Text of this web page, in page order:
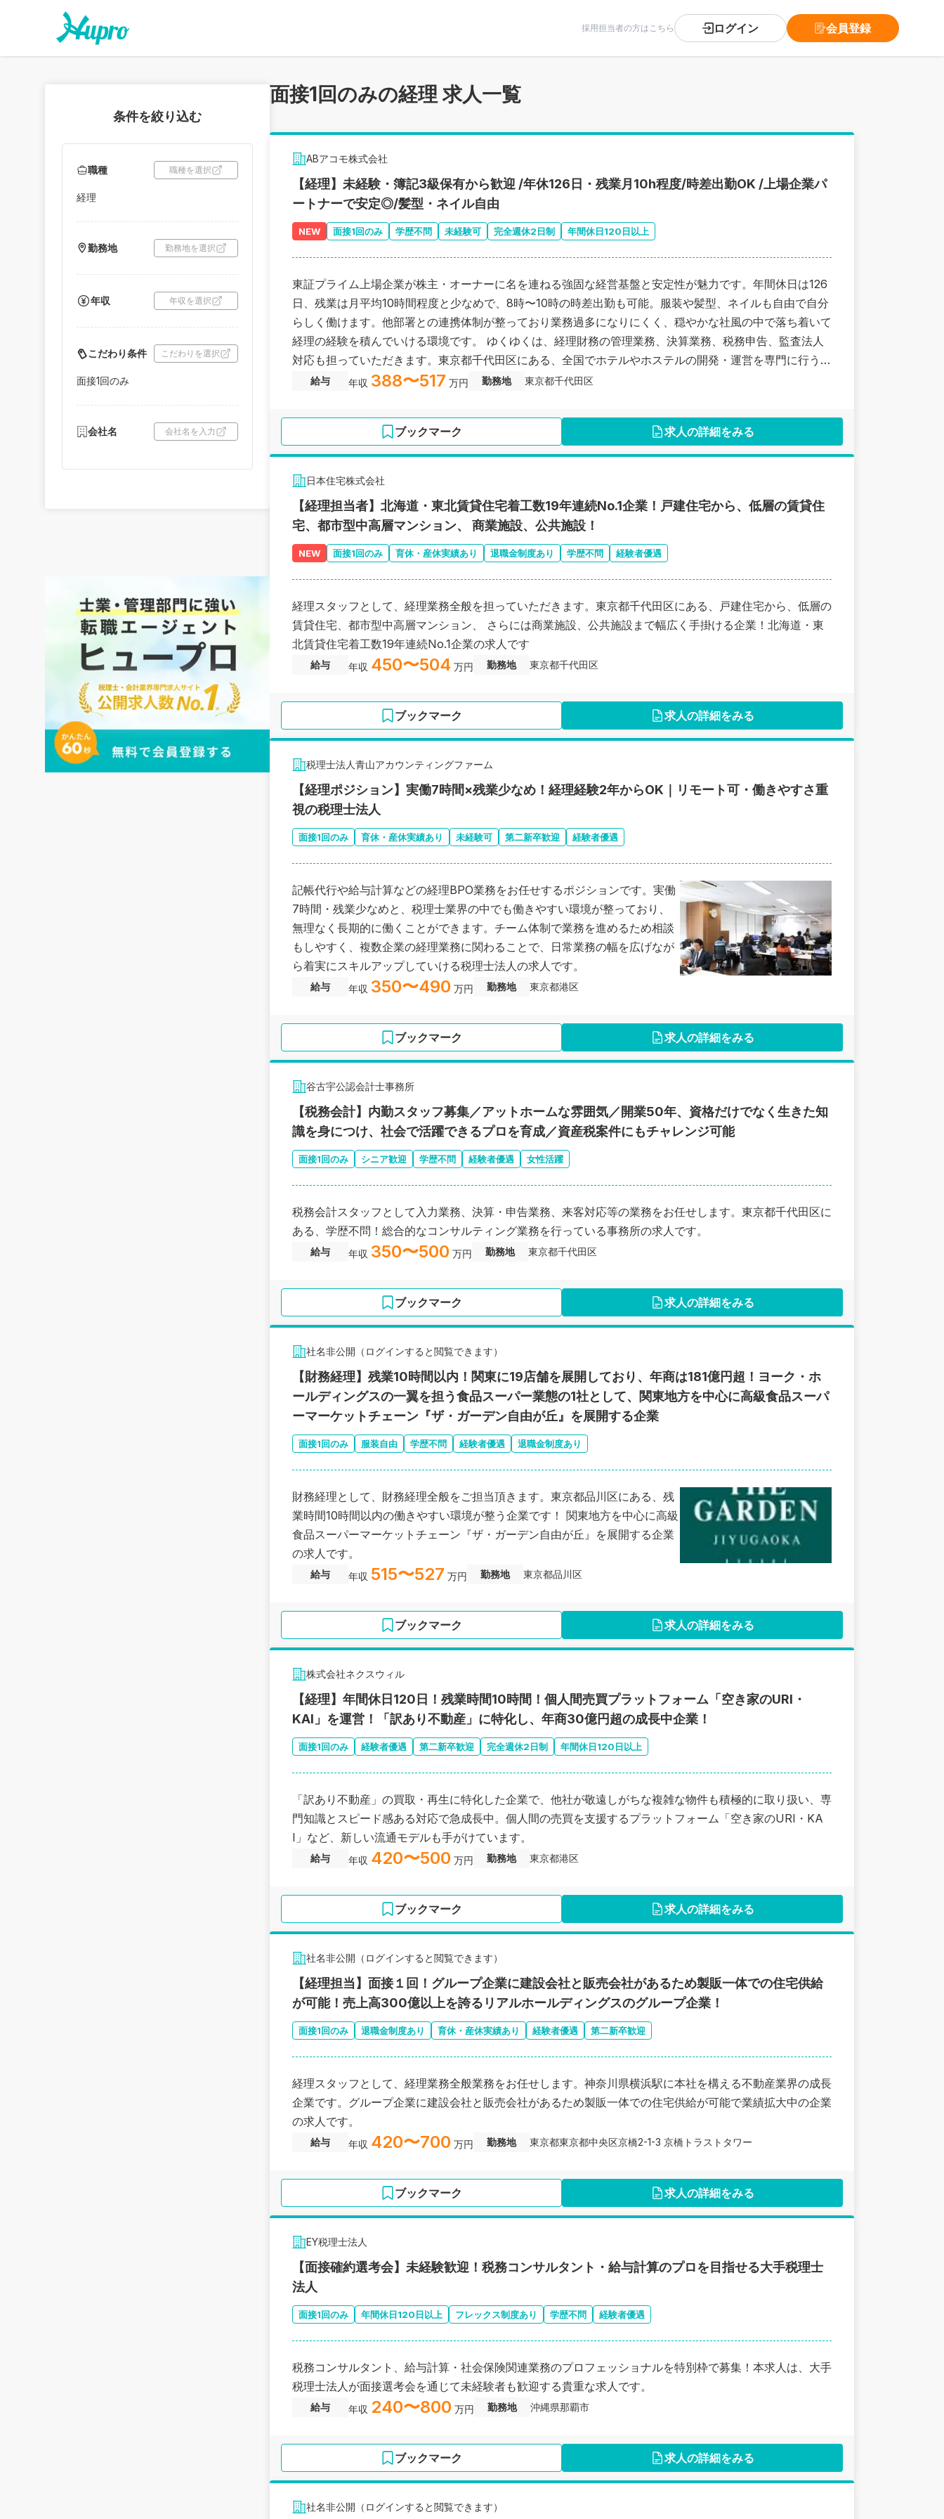
採用担当者の方はこちら ログイン 会員登録
条件を絞り込む
職種 職種を選択
経理
勤務地 勤務地を選択
年収 年収を選択
こだわり条件 こだわりを選択
面接1回のみ
会社名 会社名を入力
面接1回のみの経理 求人一覧
ABアコモ株式会社
【経理】未経験・簿記3級保有から歓迎 /年休126日・残業月10h程度/時差出勤OK /上場企業パ
ートナーで安定◎/髪型・ネイル自由
NEW 面接1回のみ 学歴不問 未経験可 完全週休2日制 年間休日120日以上
東証プライム上場企業が株主・オーナーに名を連ねる強固な経営基盤と安定性が魅力です。年間休日は126
日、残業は月平均10時間程度と少なめで、8時〜10時の時差出勤も可能。服装や髪型、ネイルも自由で自分
らしく働けます。他部署との連携体制が整っており業務過多になりにくく、穏やかな社風の中で落ち着いて
経理の経験を積んでいける環境です。 ゆくゆくは、経理財務の管理業務、決算業務、税務申告、監査法人
対応も担っていただきます。東京都千代田区にある、全国でホテルやホステルの開発・運営を専門に行う宿
泊事業会社の求人です。
給与 年収 388〜517 万円 勤務地 東京都千代田区
ブックマーク 求人の詳細をみる
日本住宅株式会社
【経理担当者】北海道・東北賃貸住宅着工数19年連続No.1企業！戸建住宅から、低層の賃貸住
宅、都市型中高層マンション、 商業施設、公共施設！
NEW 面接1回のみ 育休・産休実績あり 退職金制度あり 学歴不問 経験者優遇
経理スタッフとして、経理業務全般を担っていただきます。東京都千代田区にある、戸建住宅から、低層の
賃貸住宅、都市型中高層マンション、 さらには商業施設、公共施設まで幅広く手掛ける企業！北海道・東
北賃貸住宅着工数19年連続No.1企業の求人です
給与 年収 450〜504 万円 勤務地 東京都千代田区
ブックマーク 求人の詳細をみる
税理士法人青山アカウンティングファーム
【経理ポジション】実働7時間×残業少なめ！経理経験2年からOK｜リモート可・働きやすさ重
視の税理士法人
面接1回のみ 育休・産休実績あり 未経験可 第二新卒歓迎 経験者優遇
記帳代行や給与計算などの経理BPO業務をお任せするポジションです。実働
7時間・残業少なめと、税理士業界の中でも働きやすい環境が整っており、
無理なく長期的に働くことができます。チーム体制で業務を進めるため相談
もしやすく、複数企業の経理業務に関わることで、日常業務の幅を広げなが
ら着実にスキルアップしていける税理士法人の求人です。
給与 年収 350〜490 万円 勤務地 東京都港区
ブックマーク 求人の詳細をみる
谷古宇公認会計士事務所
【税務会計】内勤スタッフ募集／アットホームな雰囲気／開業50年、資格だけでなく生きた知
識を身につけ、社会で活躍できるプロを育成／資産税案件にもチャレンジ可能
面接1回のみ シニア歓迎 学歴不問 経験者優遇 女性活躍
税務会計スタッフとして入力業務、決算・申告業務、来客対応等の業務をお任せします。東京都千代田区に
ある、学歴不問！総合的なコンサルティング業務を行っている事務所の求人です。
給与 年収 350〜500 万円 勤務地 東京都千代田区
ブックマーク 求人の詳細をみる
社名非公開（ログインすると閲覧できます）
【財務経理】残業10時間以内！関東に19店舗を展開しており、年商は181億円超！ヨーク・ホ
ールディングスの一翼を担う食品スーパー業態の1社として、関東地方を中心に高級食品スーパ
ーマーケットチェーン『ザ・ガーデン自由が丘』を展開する企業
面接1回のみ 服装自由 学歴不問 経験者優遇 退職金制度あり
財務経理として、財務経理全般をご担当頂きます。東京都品川区にある、残
業時間10時間以内の働きやすい環境が整う企業です！ 関東地方を中心に高級
食品スーパーマーケットチェーン『ザ・ガーデン自由が丘』を展開する企業
の求人です。
給与 年収 515〜527 万円 勤務地 東京都品川区
ブックマーク 求人の詳細をみる
株式会社ネクスウィル
【経理】年間休日120日！残業時間10時間！個人間売買プラットフォーム「空き家のURI・
KAI」を運営！「訳あり不動産」に特化し、年商30億円超の成長中企業！
面接1回のみ 経験者優遇 第二新卒歓迎 完全週休2日制 年間休日120日以上
「訳あり不動産」の買取・再生に特化した企業で、他社が敬遠しがちな複雑な物件も積極的に取り扱い、専
門知識とスピード感ある対応で急成長中。個人間の売買を支援するプラットフォーム「空き家のURI・KA
I」など、新しい流通モデルも手がけています。
給与 年収 420〜500 万円 勤務地 東京都港区
ブックマーク 求人の詳細をみる
社名非公開（ログインすると閲覧できます）
【経理担当】面接１回！グループ企業に建設会社と販売会社があるため製販一体での住宅供給
が可能！売上高300億以上を誇るリアルホールディングスのグループ企業！
面接1回のみ 退職金制度あり 育休・産休実績あり 経験者優遇 第二新卒歓迎
経理スタッフとして、経理業務全般業務をお任せします。神奈川県横浜駅に本社を構える不動産業界の成長
企業です。グループ企業に建設会社と販売会社があるため製販一体での住宅供給が可能で業績拡大中の企業
の求人です。
給与 年収 420〜700 万円 勤務地 東京都東京都中央区京橋2-1-3 京橋トラストタワー
ブックマーク 求人の詳細をみる
EY税理士法人
【面接確約選考会】未経験歓迎！税務コンサルタント・給与計算のプロを目指せる大手税理士
法人
面接1回のみ 年間休日120日以上 フレックス制度あり 学歴不問 経験者優遇
税務コンサルタント、給与計算・社会保険関連業務のプロフェッショナルを特別枠で募集！本求人は、大手
税理士法人が面接選考会を通じて未経験者も歓迎する貴重な求人です。
給与 年収 240〜800 万円 勤務地 沖縄県那覇市
ブックマーク 求人の詳細をみる
社名非公開（ログインすると閲覧できます）